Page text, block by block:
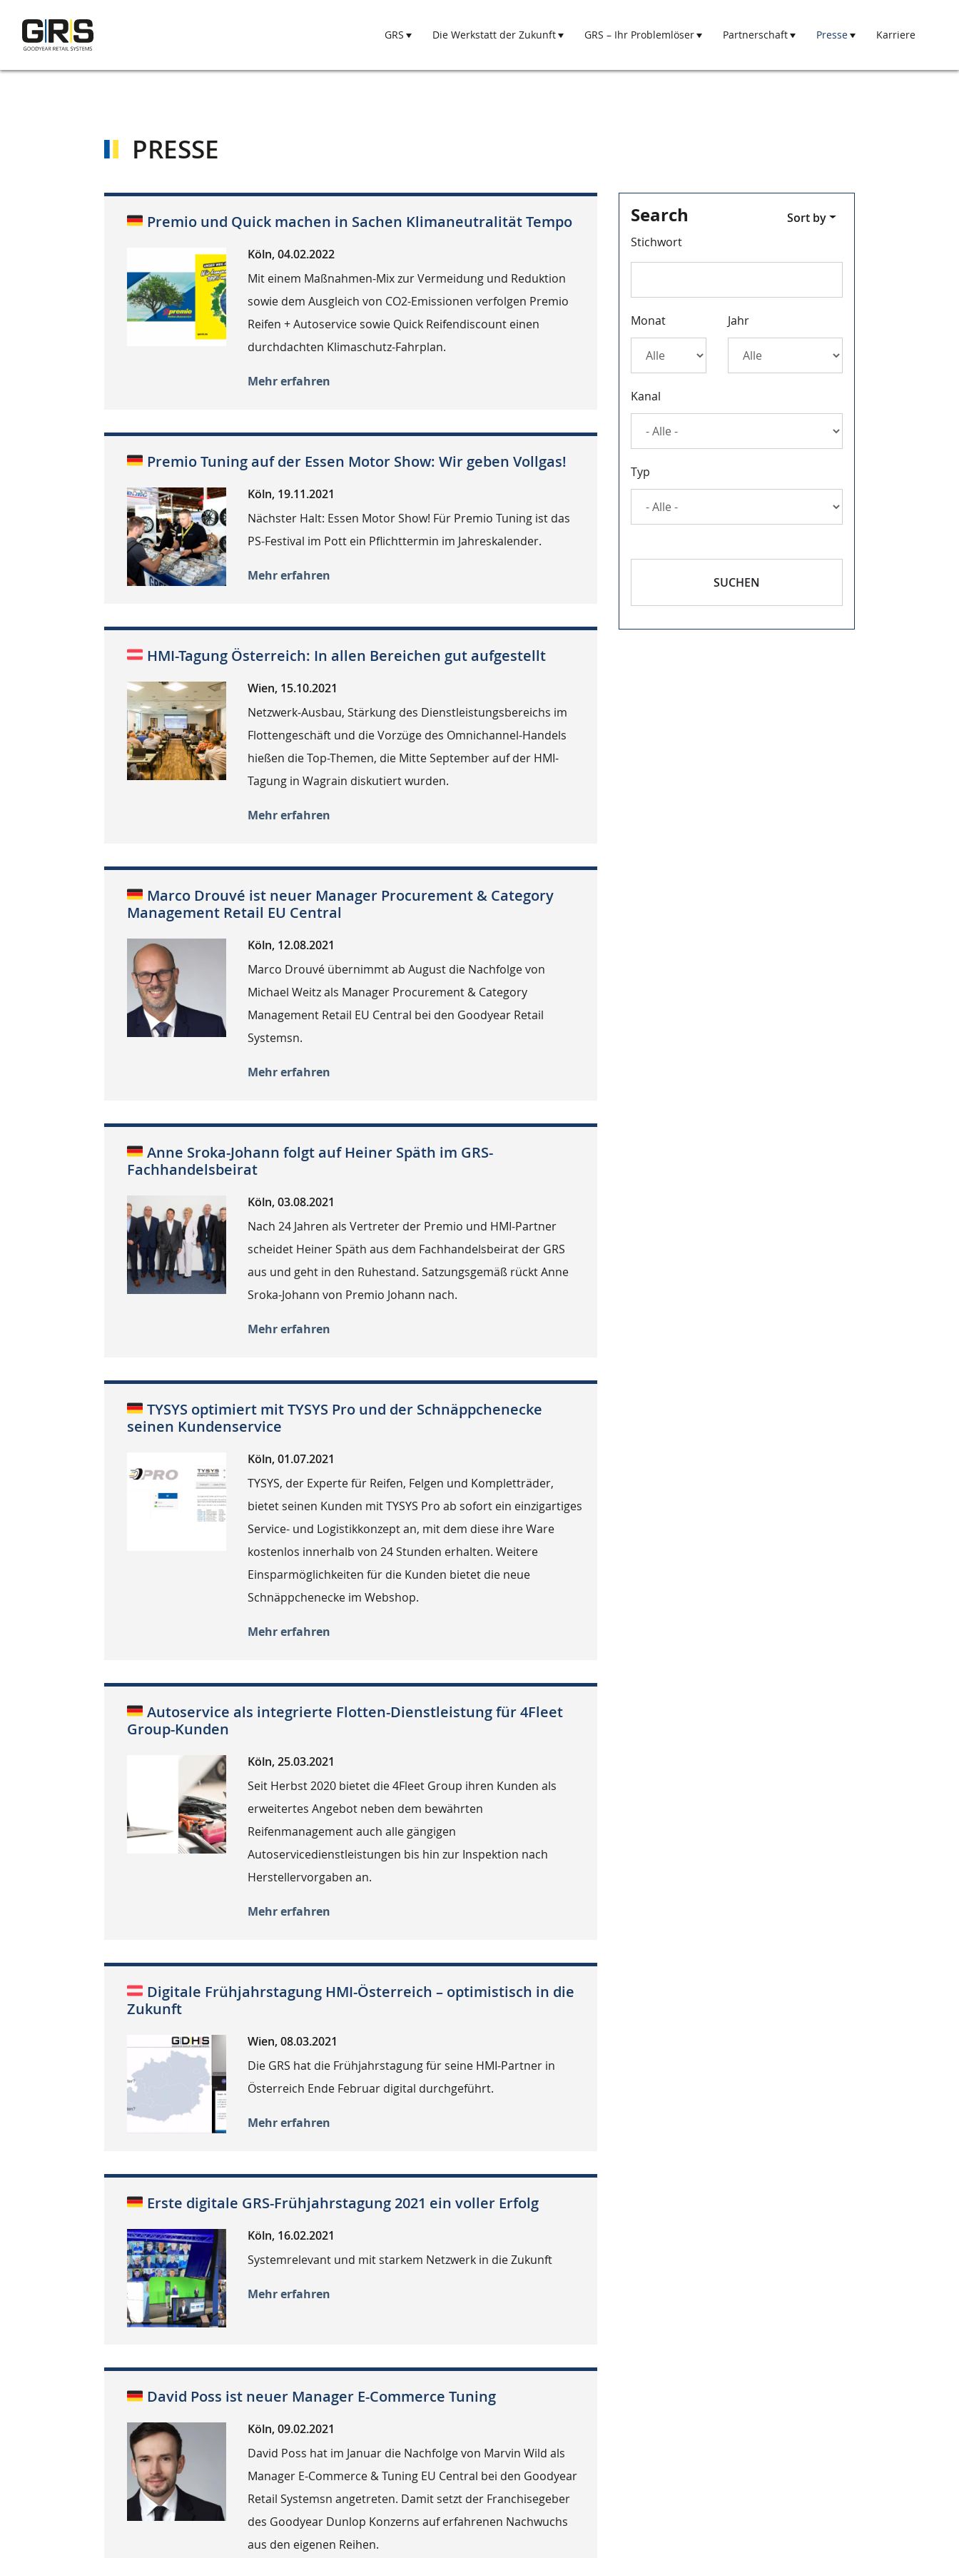
Direkt
Hauptnavigation
GRS Die Werkstatt der Zukunft GRS – Ihr Problemlöser Partnerschaft Presse Karriere
PRESSE
Search
Sort by
Stichwort
Monat Jahr
Kanal
Typ
SUCHEN
Premio und Quick machen in Sachen Klimaneutralität Tempo
Köln, 04.02.2022
Mit einem Maßnahmen-Mix zur Vermeidung und Reduktion
sowie dem Ausgleich von CO2-Emissionen verfolgen Premio
Reifen + Autoservice sowie Quick Reifendiscount einen
durchdachten Klimaschutz-Fahrplan.
Mehr erfahren
Premio Tuning auf der Essen Motor Show: Wir geben Vollgas!
Köln, 19.11.2021
Nächster Halt: Essen Motor Show! Für Premio Tuning ist das
PS-Festival im Pott ein Pflichttermin im Jahreskalender.
Mehr erfahren
HMI-Tagung Österreich: In allen Bereichen gut aufgestellt
Wien, 15.10.2021
Netzwerk-Ausbau, Stärkung des Dienstleistungsbereichs im
Flottengeschäft und die Vorzüge des Omnichannel-Handels
hießen die Top-Themen, die Mitte September auf der HMI-
Tagung in Wagrain diskutiert wurden.
Mehr erfahren
Marco Drouvé ist neuer Manager Procurement & Category
Management Retail EU Central
Köln, 12.08.2021
Marco Drouvé übernimmt ab August die Nachfolge von
Michael Weitz als Manager Procurement & Category
Management Retail EU Central bei den Goodyear Retail
Systemsn.
Mehr erfahren
Anne Sroka-Johann folgt auf Heiner Späth im GRS-
Fachhandelsbeirat
Köln, 03.08.2021
Nach 24 Jahren als Vertreter der Premio und HMI-Partner
scheidet Heiner Späth aus dem Fachhandelsbeirat der GRS
aus und geht in den Ruhestand. Satzungsgemäß rückt Anne
Sroka-Johann von Premio Johann nach.
Mehr erfahren
TYSYS optimiert mit TYSYS Pro und der Schnäppchenecke
seinen Kundenservice
Köln, 01.07.2021
TYSYS, der Experte für Reifen, Felgen und Kompletträder,
bietet seinen Kunden mit TYSYS Pro ab sofort ein einzigartiges
Service- und Logistikkonzept an, mit dem diese ihre Ware
kostenlos innerhalb von 24 Stunden erhalten. Weitere
Einsparmöglichkeiten für die Kunden bietet die neue
Schnäppchenecke im Webshop.
Mehr erfahren
Autoservice als integrierte Flotten-Dienstleistung für 4Fleet
Group-Kunden
Köln, 25.03.2021
Seit Herbst 2020 bietet die 4Fleet Group ihren Kunden als
erweitertes Angebot neben dem bewährten
Reifenmanagement auch alle gängigen
Autoservicedienstleistungen bis hin zur Inspektion nach
Herstellervorgaben an.
Mehr erfahren
Digitale Frühjahrstagung HMI-Österreich – optimistisch in die
Zukunft
Wien, 08.03.2021
Die GRS hat die Frühjahrstagung für seine HMI-Partner in
Österreich Ende Februar digital durchgeführt.
Mehr erfahren
Erste digitale GRS-Frühjahrstagung 2021 ein voller Erfolg
Köln, 16.02.2021
Systemrelevant und mit starkem Netzwerk in die Zukunft
Mehr erfahren
David Poss ist neuer Manager E-Commerce Tuning
Köln, 09.02.2021
David Poss hat im Januar die Nachfolge von Marvin Wild als
Manager E-Commerce & Tuning EU Central bei den Goodyear
Retail Systemsn angetreten. Damit setzt der Franchisegeber
des Goodyear Dunlop Konzerns auf erfahrenen Nachwuchs
aus den eigenen Reihen.